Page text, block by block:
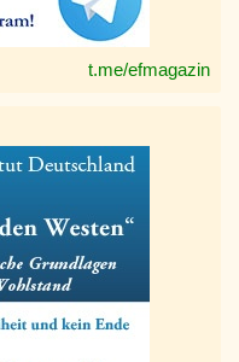
t.me/efmagazin